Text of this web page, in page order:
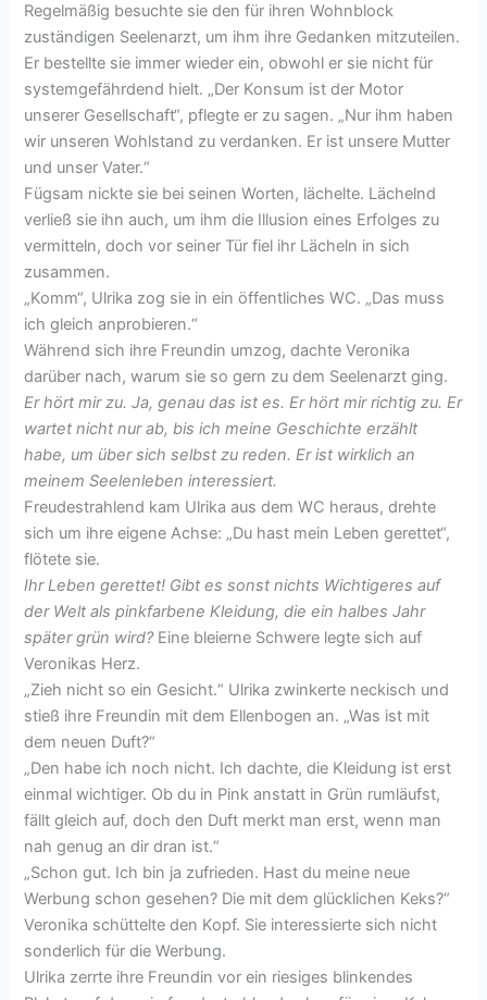
Regelmäßig besuchte sie den für ihren Wohnblock
zuständigen Seelenarzt, um ihm ihre Gedanken mitzuteilen.
Er bestellte sie immer wieder ein, obwohl er sie nicht für
systemgefährdend hielt. „Der Konsum ist der Motor
unserer Gesellschaft“, pflegte er zu sagen. „Nur ihm haben
wir unseren Wohlstand zu verdanken. Er ist unsere Mutter
und unser Vater.“
Fügsam nickte sie bei seinen Worten, lächelte. Lächelnd
verließ sie ihn auch, um ihm die Illusion eines Erfolges zu
vermitteln, doch vor seiner Tür fiel ihr Lächeln in sich
zusammen.
„Komm“, Ulrika zog sie in ein öffentliches WC. „Das muss
ich gleich anprobieren.“
Während sich ihre Freundin umzog, dachte Veronika
darüber nach, warum sie so gern zu dem Seelenarzt ging.
Er hört mir zu. Ja, genau das ist es. Er hört mir richtig zu. Er
wartet nicht nur ab, bis ich meine Geschichte erzählt
habe, um über sich selbst zu reden. Er ist wirklich an
meinem Seelenleben interessiert.
Freudestrahlend kam Ulrika aus dem WC heraus, drehte
sich um ihre eigene Achse: „Du hast mein Leben gerettet“,
flötete sie.
Ihr Leben gerettet! Gibt es sonst nichts Wichtigeres auf
der Welt als pinkfarbene Kleidung, die ein halbes Jahr
später grün wird?Eine bleierne Schwere legte sich auf
Veronikas Herz.
„Zieh nicht so ein Gesicht.“ Ulrika zwinkerte neckisch und
stieß ihre Freundin mit dem Ellenbogen an. „Was ist mit
dem neuen Duft?“
„Den habe ich noch nicht. Ich dachte, die Kleidung ist erst
einmal wichtiger. Ob du in Pink anstatt in Grün rumläufst,
fällt gleich auf, doch den Duft merkt man erst, wenn man
nah genug an dir dran ist.“
„Schon gut. Ich bin ja zufrieden. Hast du meine neue
Werbung schon gesehen? Die mit dem glücklichen Keks?“
Veronika schüttelte den Kopf. Sie interessierte sich nicht
sonderlich für die Werbung.
Ulrika zerrte ihre Freundin vor ein riesiges blinkendes